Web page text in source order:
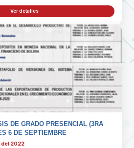
Ver detalles
DE GRADO PRESENCIAL (3RA
6 DE SEPTIEMBRE
del 2022